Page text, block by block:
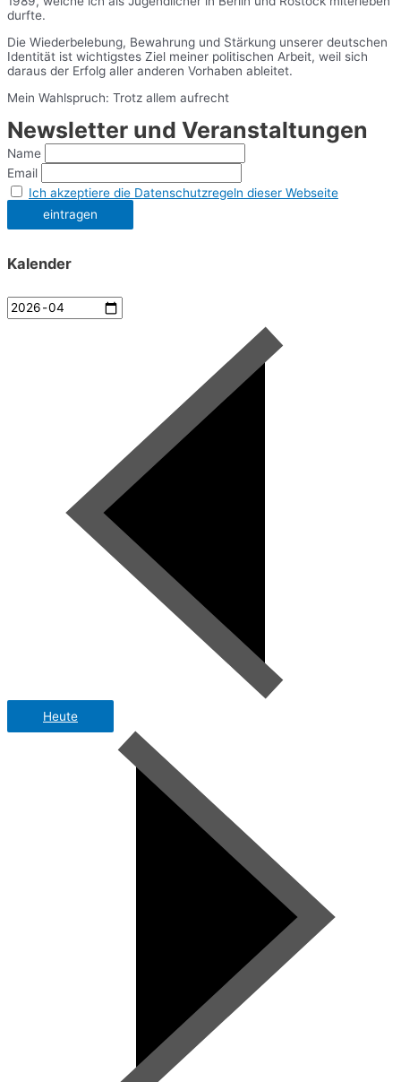
durfte.
Die Wiederbelebung, Bewahrung und Stärkung unserer deutschen
Identität ist wichtigstes Ziel meiner politischen Arbeit, weil sich
daraus der Erfolg aller anderen Vorhaben ableitet.
Mein Wahlspruch: Trotz allem aufrecht
Newsletter und Veranstaltungen
Name
Email
Ich akzeptiere die Datenschutzregeln dieser Webseite
Kalender
Heute